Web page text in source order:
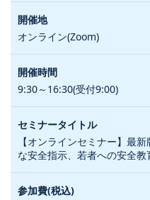
オンライン(Zoom)
9:30～16:30(受付9:00)
【オンラインセミナー】最
な安全指示、若者への安全教